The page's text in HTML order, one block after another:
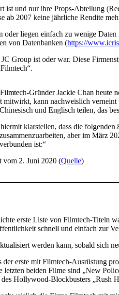
und nur ihre Props-Abteilung
ab 2007 keine jährliche Rendite
liegen einfach zu wenige
von Datenbanken (https://
Group ist oder war. Diese
Gründer Jackie Chan heute
mitwirkt, kann nachweislich
und Englisch teilen, das
klarstellen, dass die
aber im März
ist:“
vom 2. Juni 2020 (Quelle)
erste Liste von Filmtech-Titeln
schnell und einfach zur
werden kann, sobald sich
erste mit Filmtech-Ausrüstung
beiden Filme sind „New
Hollywood-Blockbusters